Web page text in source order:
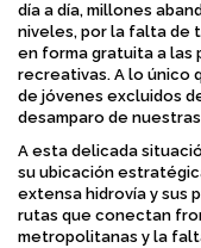
día a día, millones
niveles, por la falta de
en forma gratuita a las
recreativas. A lo único
de jóvenes excluidos
desamparo de
A esta delicada
su ubicación
extensa hidrovía y sus
rutas que conectan
metropolitanas y la